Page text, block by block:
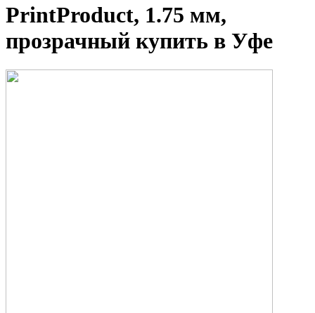
PrintProduct, 1.75 мм,
прозрачный купить в Уфе